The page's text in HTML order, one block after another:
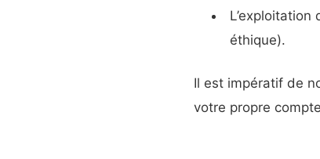
éthique).
Il est impératif de
votre propre